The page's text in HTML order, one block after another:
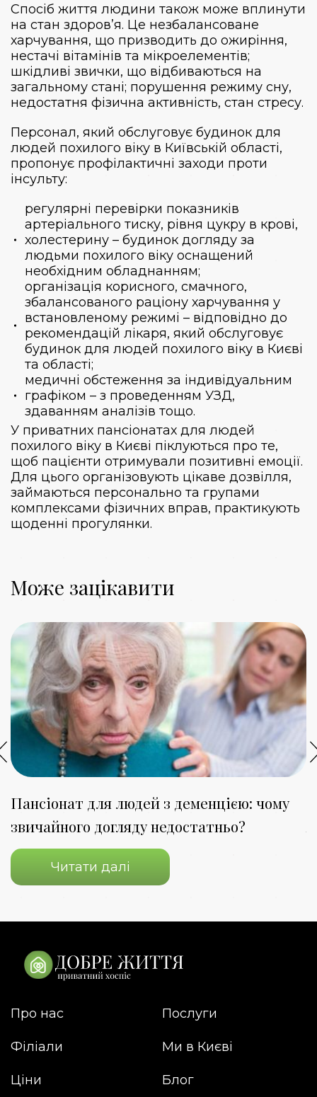
Спосіб життя людини також може вплинути
на стан здоров’я. Це незбалансоване
харчування, що призводить до ожиріння,
нестачі вітамінів та мікроелементів;
шкідливі звички, що відбиваються на
загальному стані; порушення режиму сну,
недостатня фізична активність, стан стресу.
Персонал, який обслуговує будинок для
людей похилого віку в Київській області,
пропонує профілактичні заходи проти
інсульту:
регулярні перевірки показників
артеріального тиску, рівня цукру в крові,
холестерину – будинок догляду за
людьми похилого віку оснащений
необхідним обладнанням;
організація корисного, смачного,
збалансованого раціону харчування у
встановленому режимі – відповідно до
рекомендацій лікаря, який обслуговує
будинок для людей похилого віку в Києві
та області;
медичні обстеження за індивідуальним
графіком – з проведенням УЗД,
здаванням аналізів тощо.
У приватних пансіонатах для людей
похилого віку в Києві піклуються про те,
щоб пацієнти отримували позитивні емоції.
Для цього організовують цікаве дозвілля,
займаються персонально та групами
комплексами фізичних вправ, практикують
щоденні прогулянки.
Може зацікавити
Пансіонат для людей з деменцією: чому
звичайного догляду недостатньо?
Читати далі
Про нас Послуги
Філіали Ми в Києві
Ціни Блог